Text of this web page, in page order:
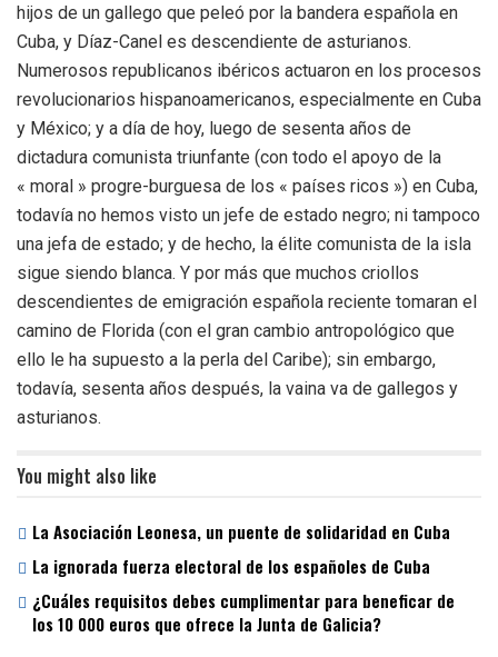
hijos de un gallego que peleó por la bandera española en
Cuba, y Díaz-Canel es descendiente de asturianos.
Numerosos republicanos ibéricos actuaron en los procesos
revolucionarios hispanoamericanos, especialmente en Cuba
y México; y a día de hoy, luego de sesenta años de
dictadura comunista triunfante (con todo el apoyo de la
« moral » progre-burguesa de los « países ricos ») en Cuba,
todavía no hemos visto un jefe de estado negro; ni tampoco
una jefa de estado; y de hecho, la élite comunista de la isla
sigue siendo blanca. Y por más que muchos criollos
descendientes de emigración española reciente tomaran el
camino de Florida (con el gran cambio antropológico que
ello le ha supuesto a la perla del Caribe); sin embargo,
todavía, sesenta años después, la vaina va de gallegos y
asturianos.
You might also like
La Asociación Leonesa, un puente de solidaridad en Cuba
La ignorada fuerza electoral de los españoles de Cuba
¿Cuáles requisitos debes cumplimentar para beneficar de
los 10 000 euros que ofrece la Junta de Galicia?